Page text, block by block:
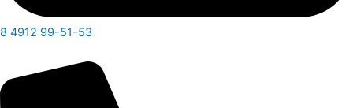
8 4912 99-51-53